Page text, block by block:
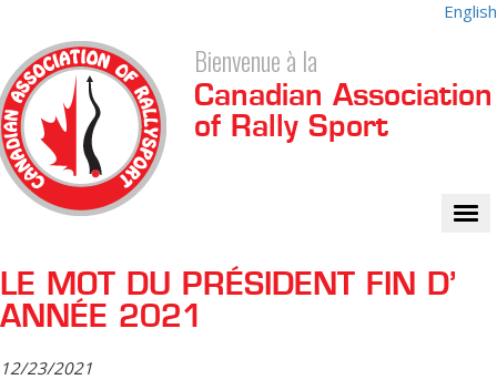
English
Bienvenue à la
Canadian Association
of Rally Sport
LE MOT DU PRÉSIDENT FIN D’
ANNÉE 2021
12/23/2021